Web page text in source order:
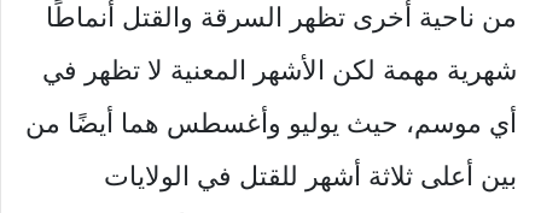
من ناحية أخرى تظهر السرقة والقتل أنماطًا
شهرية مهمة لكن الأشهر المعنية لا تظهر في
أي موسم، حيث يوليو وأغسطس هما أيضًا من
بين أعلى ثلاثة أشهر للقتل في الولايات